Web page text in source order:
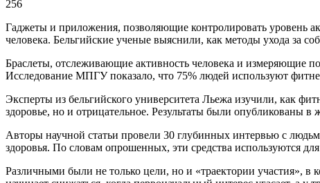
256
Гаджеты и приложения, позволяющие контролировать уровень
человека. Бельгийские ученые выяснили, как методы ухода за
Браслеты, отслеживающие активность человека и измеряющие
Исследование МПГУ показало, что 75% людей используют
Эксперты из бельгийского университета Льежа изучили, как
здоровье, но и отрицательное. Результаты были опубликованы в
Авторы научной статьи провели 30 глубинных интервью с
здоровья. По словам опрошенных, эти средства используются
Различными были не только цели, но и «траектории участия», в